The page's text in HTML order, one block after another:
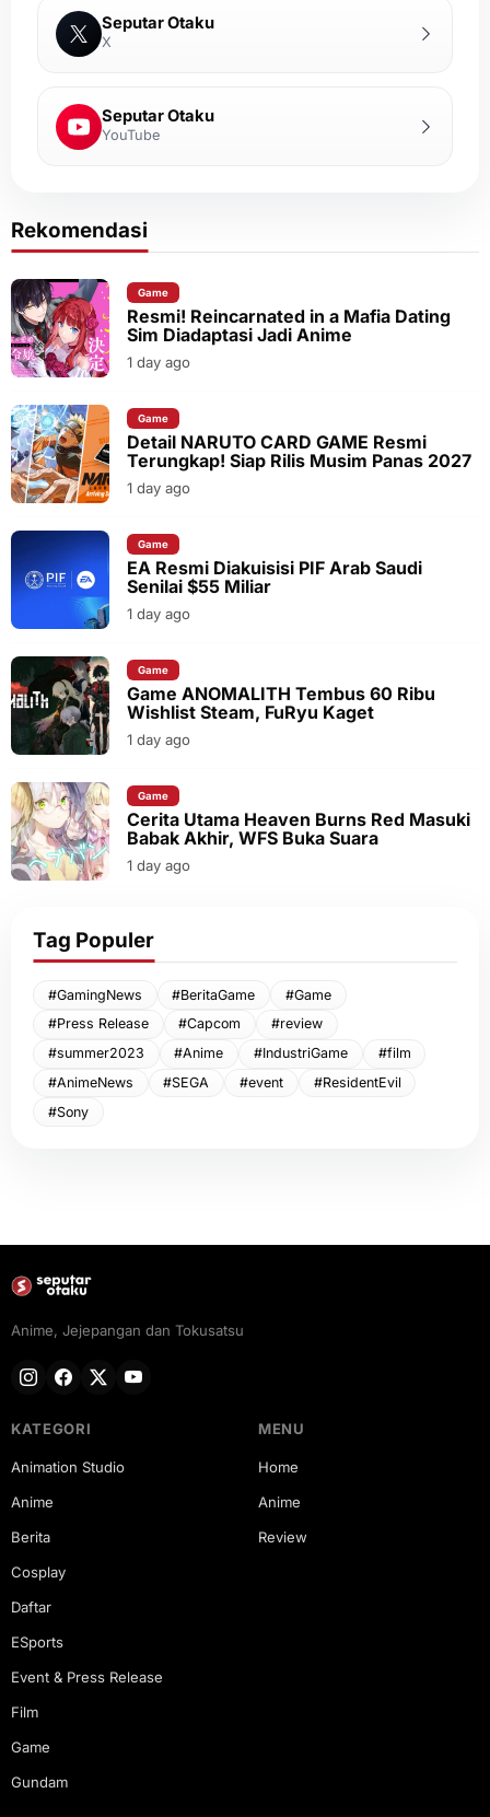
Seputar Otaku
X
Seputar Otaku
YouTube
Rekomendasi
Game
Resmi! Reincarnated in a Mafia Dating
Sim Diadaptasi Jadi Anime
1 day ago
Game
Detail NARUTO CARD GAME Resmi
Terungkap! Siap Rilis Musim Panas 2027
1 day ago
Game
EA Resmi Diakuisisi PIF Arab Saudi
Senilai $55 Miliar
1 day ago
Game
Game ANOMALITH Tembus 60 Ribu
Wishlist Steam, FuRyu Kaget
1 day ago
Game
Cerita Utama Heaven Burns Red Masuki
Babak Akhir, WFS Buka Suara
1 day ago
Tag Populer
#GamingNews #BeritaGame
#Game
#Press Release
#Capcom
#review
#summer2023
#Anime #IndustriGame
#film
#AnimeNews
#SEGA #event
#ResidentEvil
#Sony
Anime, Jejepangan dan Tokusatsu
KATEGORI
Animation Studio
Anime
Berita
Cosplay
Daftar
ESports
Event & Press Release
Film
Game
Gundam
MENU
Home
Anime
Review